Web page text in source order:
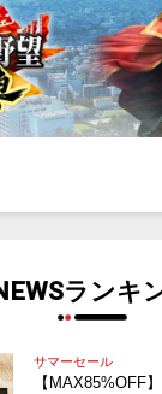
ランキ
サマーセール
【MAX85%OFF